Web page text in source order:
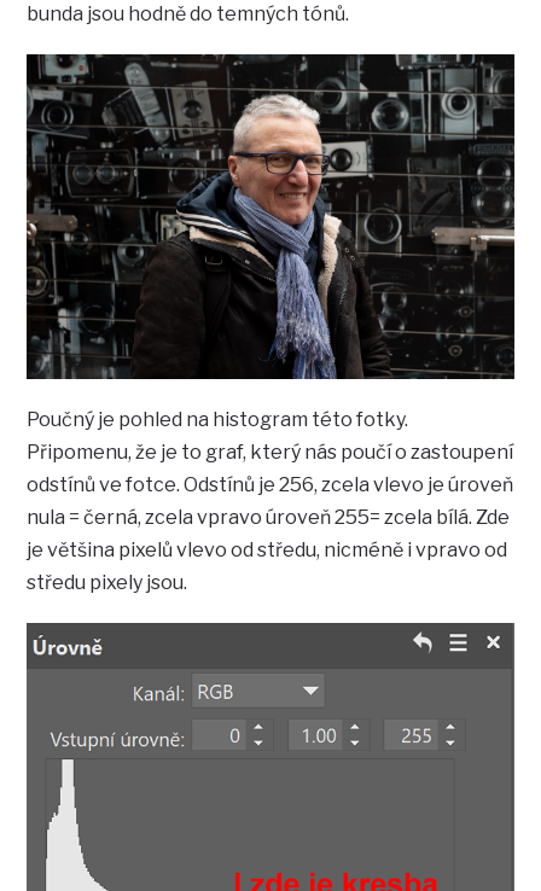
bunda jsou hodně do temných tónů.
Poučný je pohled na histogram této fotky.
Připomenu, že je to graf, který nás poučí o zastoupení
odstínů ve fotce. Odstínů je 256, zcela vlevo je úroveň
nula = černá, zcela vpravo úroveň 255= zcela bílá. Zde
je většina pixelů vlevo od středu, nicméně i vpravo od
středu pixely jsou.